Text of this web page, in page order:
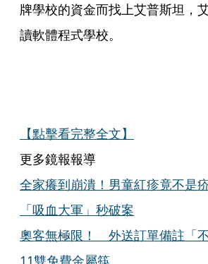
牌學校的資金而找上艾普斯坦，
讀軟體程式學校。
【點擊看完整全文】
更多鏡報報導
全家癢到崩潰！男童紅疹竟不是
「吸血大軍」秒破案
奧客無極限！ 外送訂單備註「
11雙免費金屬筷